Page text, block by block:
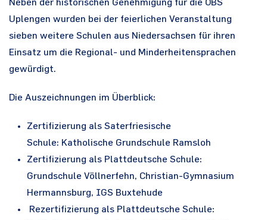
Neben der historischen Genehmigung für die OBS
Uplengen wurden bei der feierlichen Veranstaltung
sieben weitere Schulen aus Niedersachsen für ihren
Einsatz um die Regional- und Minderheitensprachen
gewürdigt.
Die Auszeichnungen im Überblick:
Zertifizierung als Saterfriesische
Schule: Katholische Grundschule Ramsloh
Zertifizierung als Plattdeutsche Schule:
Grundschule Völlnerfehn, Christian-Gymnasium
Hermannsburg, IGS Buxtehude
Rezertifizierung als Plattdeutsche Schule: